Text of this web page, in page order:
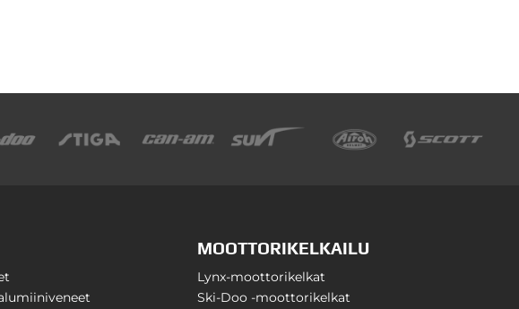
MOOTTORIKELKAILU
Lynx-moottorikelkat
Ski-Doo -moottorikelkat